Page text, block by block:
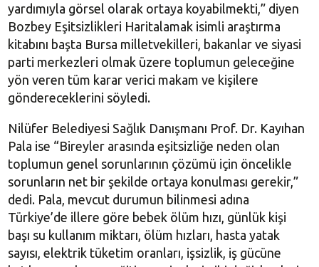
yardımıyla görsel olarak ortaya koyabilmekti,” diyen
Bozbey Eşitsizlikleri Haritalamak isimli araştırma
kitabını başta Bursa milletvekilleri, bakanlar ve siyasi
parti merkezleri olmak üzere toplumun geleceğine
yön veren tüm karar verici makam ve kişilere
göndereceklerini söyledi.
Nilüfer Belediyesi Sağlık Danışmanı Prof. Dr. Kayıhan
Pala ise “Bireyler arasında eşitsizliğe neden olan
toplumun genel sorunlarının çözümü için öncelikle
sorunların net bir şekilde ortaya konulması gerekir,”
dedi. Pala, mevcut durumun bilinmesi adına
Türkiye’de illere göre bebek ölüm hızı, günlük kişi
başı su kullanım miktarı, ölüm hızları, hasta yatak
sayısı, elektrik tüketim oranları, işsizlik, iş gücüne